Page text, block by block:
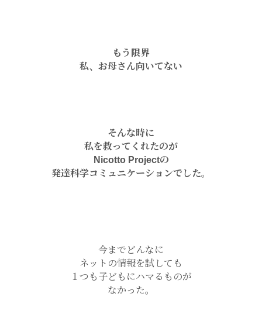
もう限界
私、お母さん向いてない
そんな時に
私を救ってくれたのが
Nicotto Projectの
発達科学コミュニケーションでした。
今までどんなに
ネットの情報を試しても
１つも子どもにハマるものが
なかった。